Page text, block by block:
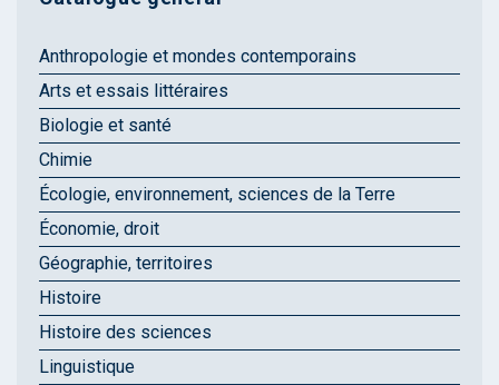
Anthropologie et mondes contemporains
Arts et essais littéraires
Biologie et santé
Chimie
Écologie, environnement, sciences de la Terre
Économie, droit
Géographie, territoires
Histoire
Histoire des sciences
Linguistique